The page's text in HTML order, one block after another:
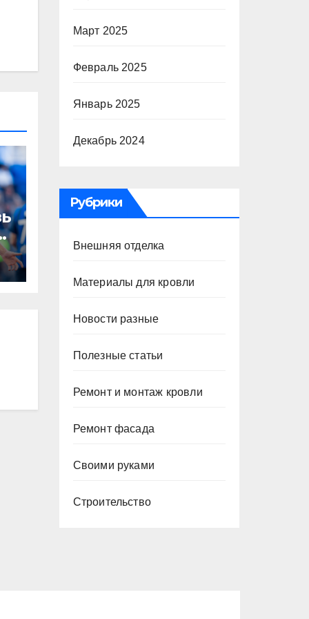
Март 2025
Февраль 2025
Январь 2025
Декабрь 2024
Рубрики
Внешняя отделка
Материалы для кровли
Новости разные
Полезные статьи
Ремонт и монтаж кровли
Ремонт фасада
Своими руками
Строительство